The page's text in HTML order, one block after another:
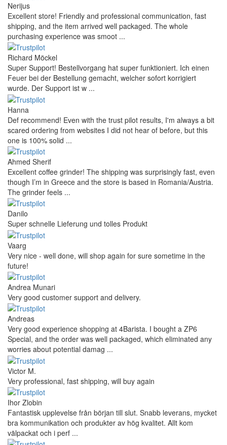
Nerijus
Excellent store! Friendly and professional communication, fast
shipping, and the item arrived well packaged. The whole
purchasing experience was smoot ...
Richard Möckel
Super Support! Bestellvorgang hat super funktioniert. Ich einen
Feuer bei der Bestellung gemacht, welcher sofort korrigiert
wurde. Der Support ist w ...
Hanna
Def recommend! Even with the trust pilot results, I'm always a bit
scared ordering from websites I did not hear of before, but this
one is 100% solid ...
Ahmed Sherif
Excellent coffee grinder! The shipping was surprisingly fast, even
though I’m in Greece and the store is based in Romania/Austria.
The grinder feels ...
Danilo
Super schnelle Lieferung und tolles Produkt
Vaarg
Very nice - well done, will shop again for sure sometime in the
future!
Andrea Munari
Very good customer support and delivery.
Andreas
Very good experience shopping at 4Barista. I bought a ZP6
Special, and the order was well packaged, which eliminated any
worries about potential damag ...
Victor M.
Very professional, fast shipping, will buy again
Ihor Zlobin
Fantastisk upplevelse från början till slut. Snabb leverans, mycket
bra kommunikation och produkter av hög kvalitet. Allt kom
välpackat och i perf ...